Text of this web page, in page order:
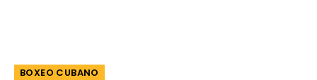
BOXEO CUBANO